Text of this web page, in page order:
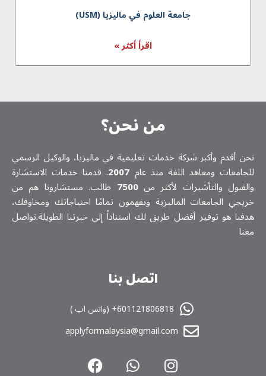
جامعة العلوم في ماليزیا (USM)
اقرأ أكثر »
من نحن؟
نحن أقدم وأكبر شركة خدمات تعلیمیة في ماليزيا، والوكيل الرسمي
للجامعات ومعاهد اللغة منذ عام 2007. قدمنا خدمات الاستشارة
والقبول والتأشيرات لأكثر من7500 طالب. مستشارونا هم من
خريجي الجامعات الماليزية ويفهمون تمامًا احتياجاتك ومخاوفك،
هدفنا هو توفير أفضل طريق لك استناداً إلى خبرتنا الطويلة.تواصل
معنا
اتصل بنا
601121806818+ (واتس اپ )
applyformalaysia@gmail.com